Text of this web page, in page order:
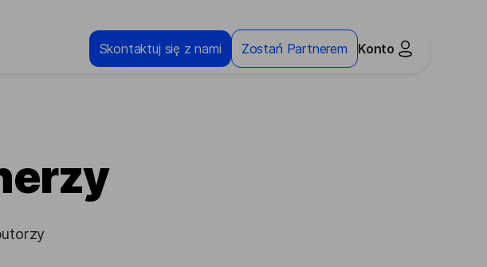
Skontaktuj się z nami Zostań Partnerem Konto